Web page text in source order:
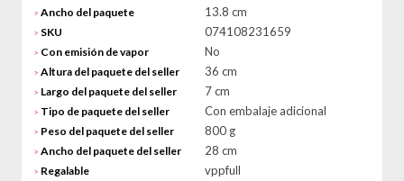
> Ancho del paquete 13.8 cm
> SKU 074108231659
> Con emisión de vapor No
> Altura del paquete del seller 36 cm
> Largo del paquete del seller 7 cm
> Tipo de paquete del seller Con embalaje adicional
> Peso del paquete del seller 800 g
> Ancho del paquete del seller 28 cm
> Regalable vppfull